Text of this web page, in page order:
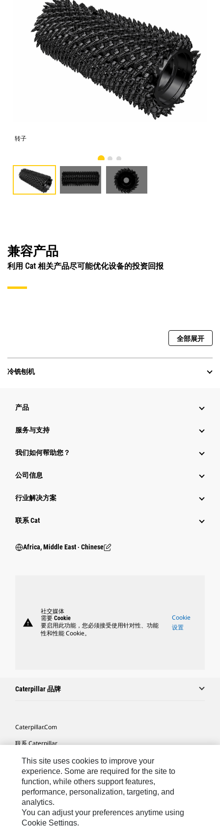
转子
兼容产品
利用 Cat 相关产品尽可能优化设备的投资回报
全部展开
冷铣刨机
产品
服务与支持
我们如何帮助您？
公司信息
行业解决方案
行业
联系 Cat
Africa, Middle East ‧ Chinese
warning
社交媒体
需要 Cookie
要启用此功能，您必须接受使用针对性、功能
性和性能 Cookie。
Cookie
设置
Caterpillar 品牌
Caterpillar.com
联系 Caterpillar
我的营销首选项
站点地图
Cookie Settings
法律
隐私
This site uses cookies to improve your
experience. Some are required for the site to
function, while others support features,
performance, personalization, targeting, and
analytics.
You can adjust your preferences anytime using
Cookie Settings.